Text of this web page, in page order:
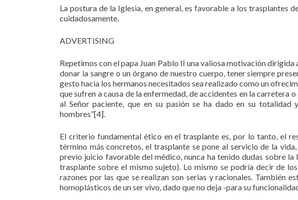
La postura de la Iglesia, en general, es favorable a los trasplantes
cuidadosamente.
ADVERTISING
Repetimos con el papa Juan Pablo II una valiosa motivación
donar la sangre o un órgano de nuestro cuerpo, tener siempre
gesto hacia los hermanos necesitados sea realizado como un
que sufren a causa de la enfermedad, de accidentes en la carretera
al Señor paciente, que en su pasión se ha dado en su
hombres”[4].
El criterio fundamental ético en el trasplante es, por lo tanto, el
término más concretos, el trasplante se pone al servicio de la
previo juicio favorable del médico, nunca ha tenido dudas sobre
trasplante sobre el mismo sujeto). Lo mismo se podría decir de
razones por las que se realizan son serias y racionales. También
homoplásticos de un ser vivo, dado que no deja -para su